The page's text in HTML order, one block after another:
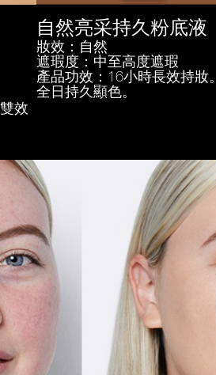
效
自然亮采持久粉底液
妝效：自然
遮瑕度：中至高度遮瑕
產品功效：16小時長效持妝。
全日持久顯色。